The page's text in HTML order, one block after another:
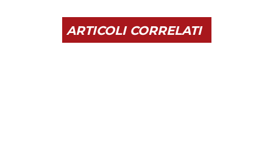
ARTICOLI CORRELATI